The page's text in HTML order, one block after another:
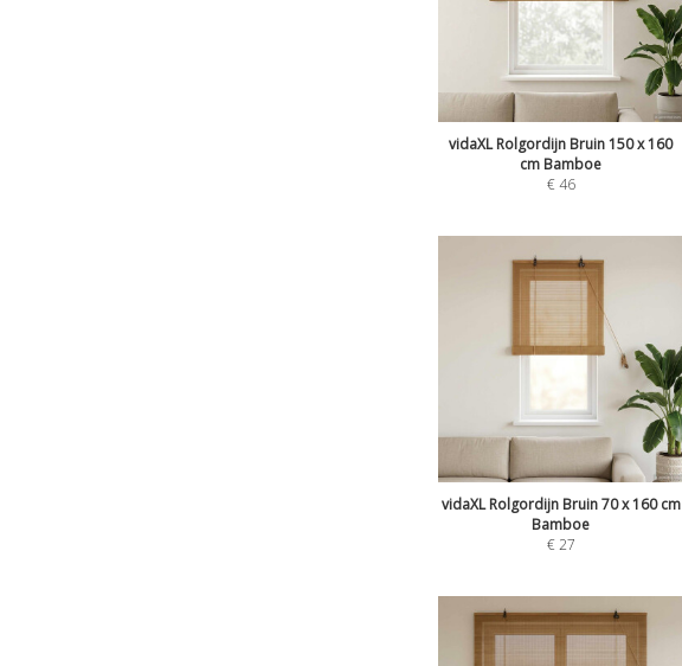
vidaXL Rolgordijn Bruin 150 x 160
cm Bamboe
€46
vidaXL Rolgordijn Bruin 70 x 160 cm
Bamboe
€27